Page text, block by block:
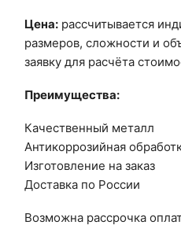
Цена: рассчитывается
размеров, сложности и
заявку для расчёта
Преимущества:
Качественный металл
Антикоррозийная
Изготовление на заказ
Доставка по России
Возможна рассрочка